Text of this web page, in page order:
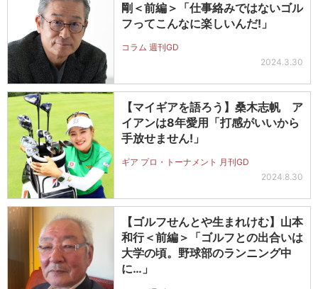
剛＜前編＞「仕事絡みではないゴル
フってこんなに楽しいんだ!」
コラム 週刊GD
2024.3.30
【マイギアを語ろう】桑木志帆 ア
イアンは8年愛用「打感がいいから
手放せません!」
ギア プロ・トーナメント 月刊GD
2024.8.30
【ゴルフせんとや生まれけむ】山本
和行＜前編＞「ゴルフとの出合いは
大学の頃。野球部のランニング中
に…」